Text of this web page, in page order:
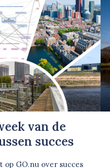
van de
succes
op GO.nu over succes